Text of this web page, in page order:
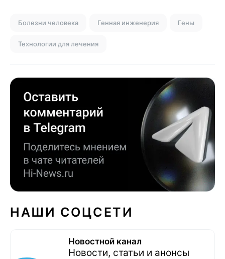
Болезни человека Генная инженерия Гены
Технологии для лечения
НАШИ СОЦСЕТИ
Новостной канал
Новости, статьи и анонсы